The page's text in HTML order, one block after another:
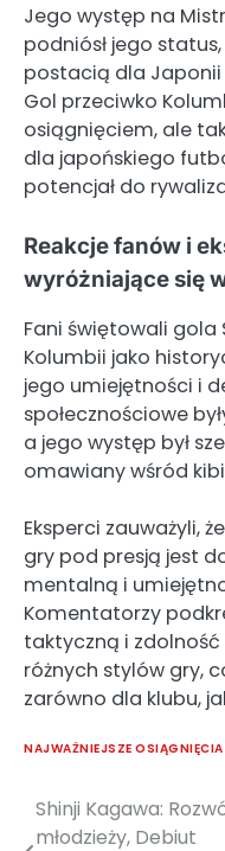
Jego występ na
podniósł jego
postacią dla
Gol przeciwko
osiągnięciem, ale
dla japońskiego
potencjał do
Reakcje fanów i
wyróżniające się
Fani świętowali gola
Kolumbii jako
jego umiejętności i
społecznościowe
a jego występ był
omawiany wśród
Eksperci zauważyli,
gry pod presją jest
mentalną i
Komentatorzy
taktyczną i
różnych stylów gry,
zarówno dla klubu,
NAJWAŻNIEJSZE
Post
Shinji Kagawa:
młodzieży, Debiut